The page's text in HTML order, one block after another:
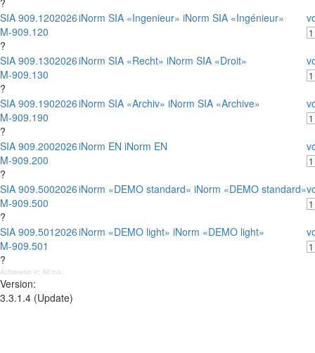
?
SIA 909.120
M-909.120
?
2026iNorm SIA «Ingenieur» iNorm SIA «Ingénieur»
SIA 909.130
M-909.130
?
2026iNorm SIA «Recht» iNorm SIA «Droit»
SIA 909.190
M-909.190
?
2026iNorm SIA «Archiv» iNorm SIA «Archive»
SIA 909.200
M-909.200
?
2026iNorm EN iNorm EN
SIA 909.500
M-909.500
?
2026iNorm «DEMO standard» iNorm «DEMO standard»
SIA 909.501
M-909.501
?
2026iNorm «DEMO light» iNorm «DEMO light»
Aufbereitet in: 60 ms;
Version:
3.3.1.4 (Update)